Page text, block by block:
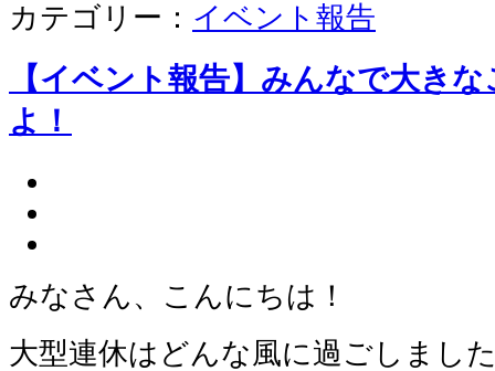
カテゴリー： イベント報告
【イベント報告】みんなで大き
よ！
みなさん、こんにちは！
大型連休はどんな風に過ごしまし